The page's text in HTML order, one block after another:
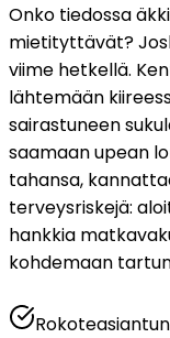
Onko tiedossa
mietityttävät?
viime hetkellä.
lähtemään
sairastuneen
saamaan upean
tahansa,
terveysriskejä:
hankkia
kohdemaan